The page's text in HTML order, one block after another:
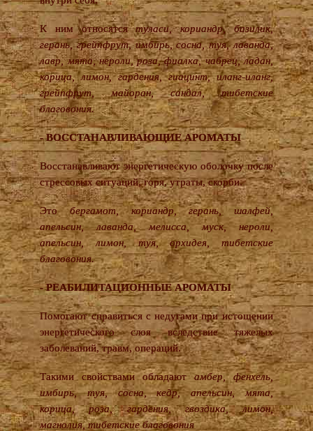
К ним относятсятуласи, кориандр, базилик,
герань, грейпфрут, имбирь, сосна, туя, лаванда,
лавр, мята, нероли, роза, фиалка, чабрец, ладан,
корица, лимон, гардения, гиацинт, иланг-иланг,
грейпфрут, майоран, сандал, тибетские
благовония.
- ВОССТАНАВЛИВАЮЩИЕ АРОМАТЫ
Восстанавливают энергетическую оболочку после
стрессовых ситуаций, горя, утраты, скорби.
Этобергамот, кориандр, герань, шалфей,
апельсин, лаванда, мелисса, муск, нероли,
апельсин, лимон, туя, орхидея, тибетские
благовония.
- РЕАБИЛИТАЦИОННЫЕ АРОМАТЫ
Помогают справиться с недугами при истощении
энергетического слоя вследствие тяжелых
заболеваний, травм, операций.
Такими свойствами обладаютамбер, фенхель,
имбирь, туя, сосна, кедр, апельсин, мята,
корица, роза, гардения, гвоздика, лимон,
магнолия, тибетские благовония